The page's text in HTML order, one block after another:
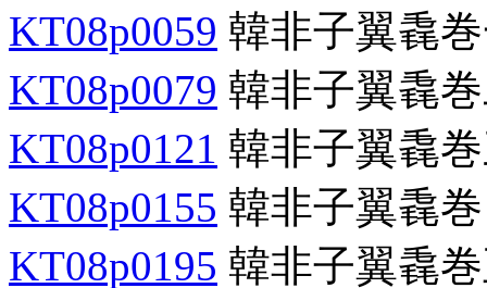
KT08p0059 韓非子翼毳
KT08p0079 韓非子翼毳
KT08p0121 韓非子翼毳
KT08p0155 韓非子翼毳
KT08p0195 韓非子翼毳